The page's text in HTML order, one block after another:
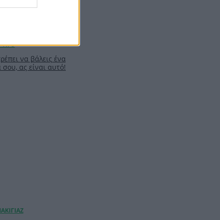
να βάλεις ένα
ας είναι αυτό!